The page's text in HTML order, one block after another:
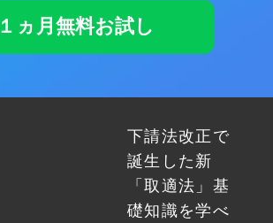
１ヵ月無料お試し
下請法改正で
誕生した新
「取適法」基
礎知識を学べ